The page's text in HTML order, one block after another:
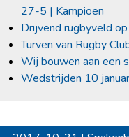
27-5 | Kampioen
Drijvend rugbyveld
Turven van Rugby
Wij bouwen aan een
Wedstrijden 10